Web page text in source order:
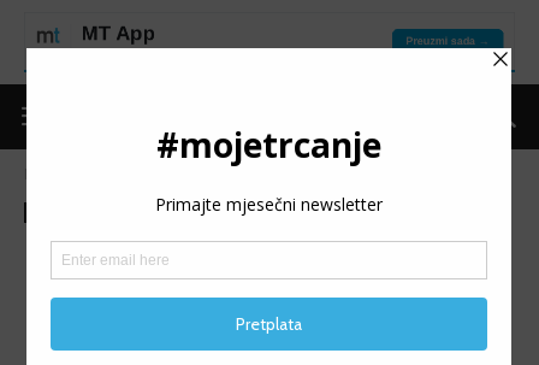
Izdvojeno Trke Vijesti
8. VUČKO TRAIL: Opet sa
rekordnim brojkama
učesnika